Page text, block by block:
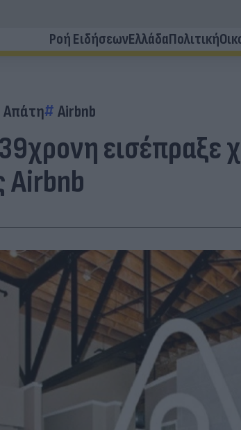
Ροή ΕιδήσεωνΕλλάδαΠολιτική
Απάτη Airbnb
εισέπραξε
Airbnb